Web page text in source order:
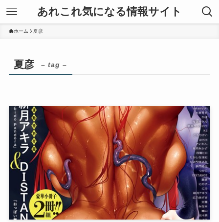
あれこれ気になる情報サイト
ホーム 夏彦
夏彦 – tag –